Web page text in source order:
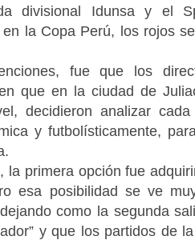
divisional Idunsa y el
en la Copa Perú, los rojos
fue que los
que en la ciudad de
decidieron analizar
y futbolísticamente,
la primera opción fue
esa posibilidad se ve
como la segunda
y que los partidos de